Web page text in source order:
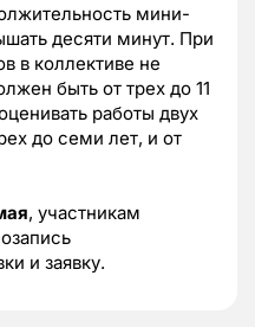
мини-
десяти минут. При
в коллективе не
быть от трех до 11
работы двух
до семи лет, и от
, участникам
и заявку.